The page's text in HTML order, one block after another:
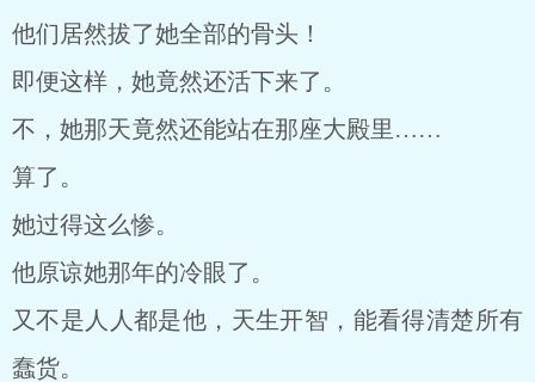
他们居然拔了她全部的骨头！
即便这样，她竟然还活下来了。
不，她那天竟然还能站在那座大殿里……
算了。
她过得这么惨。
他原谅她那年的冷眼了。
又不是人人都是他，天生开智，能看得清楚所有
蠢货。